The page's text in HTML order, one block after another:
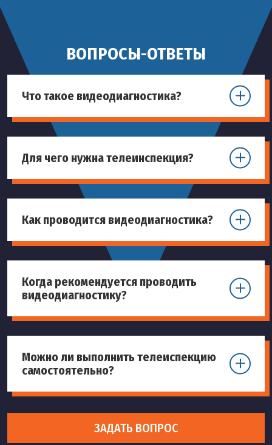
ВОПРОСЫ-ОТВЕТЫ
Что такое видеодиагностика?
Для чего нужна телеинспекция?
Как проводится видеодиагностика?
Когда рекомендуется проводить
видеодиагностику?
Можно ли выполнить телеиспекцию
самостоятельно?
ЗАДАТЬ ВОПРОС